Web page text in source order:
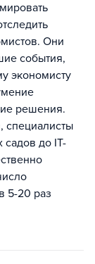
Они
события,
экономисту
решения.
специалисты
садов до IT-
5-20 раз